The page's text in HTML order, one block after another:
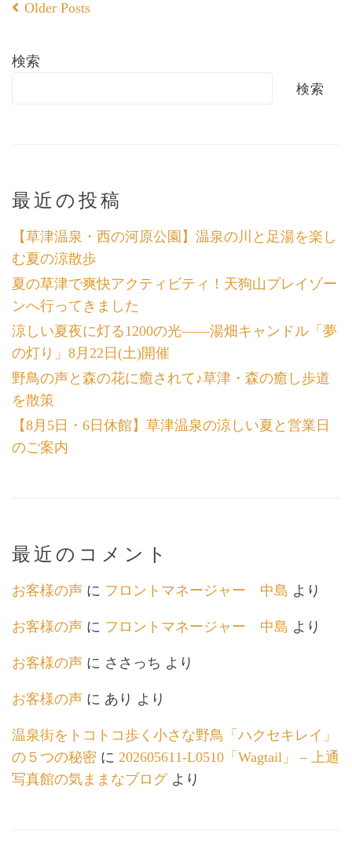
Older Posts
検索
検索
最近の投稿
【草津温泉・西の河原公園】温泉の川と足湯を楽し
む夏の涼散歩
夏の草津で爽快アクティビティ！天狗山プレイゾー
ンへ行ってきました
涼しい夏夜に灯る1200の光――湯畑キャンドル「夢
の灯り」8月22日(土)開催
野鳥の声と森の花に癒されて♪草津・森の癒し歩道
を散策
【8月5日・6日休館】草津温泉の涼しい夏と営業日
のご案内
最近のコメント
お客様の声 に フロントマネージャー 中島 より
お客様の声 に フロントマネージャー 中島 より
お客様の声 に ささっち より
お客様の声 に あり より
温泉街をトコトコ歩く小さな野鳥「ハクセキレイ」
の５つの秘密 に 202605611-L0510「Wagtail」 – 上通
写真館の気ままなブログより